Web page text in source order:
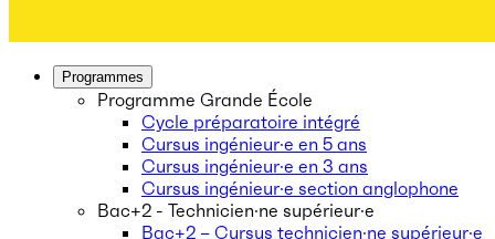
Programmes
Programme Grande École
Cycle préparatoire intégré
Cursus ingénieur·e en 5 ans
Cursus ingénieur·e en 3 ans
Cursus ingénieur·e section anglophone
Bac+2 - Technicien·ne supérieur·e
Bac+2 – Cursus technicien·ne supérieur·e